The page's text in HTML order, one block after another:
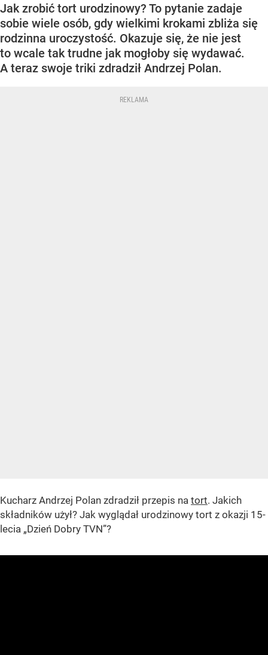
Jak zrobić tort urodzinowy? To pytanie zadaje
sobie wiele osób, gdy wielkimi krokami zbliża się
rodzinna uroczystość. Okazuje się, że nie jest
to wcale tak trudne jak mogłoby się wydawać.
A teraz swoje triki zdradził Andrzej Polan.
Kucharz Andrzej Polan zdradził przepis na tort. Jakich
składników użył? Jak wyglądał urodzinowy tort z okazji 15-
lecia „Dzień Dobry TVN”?